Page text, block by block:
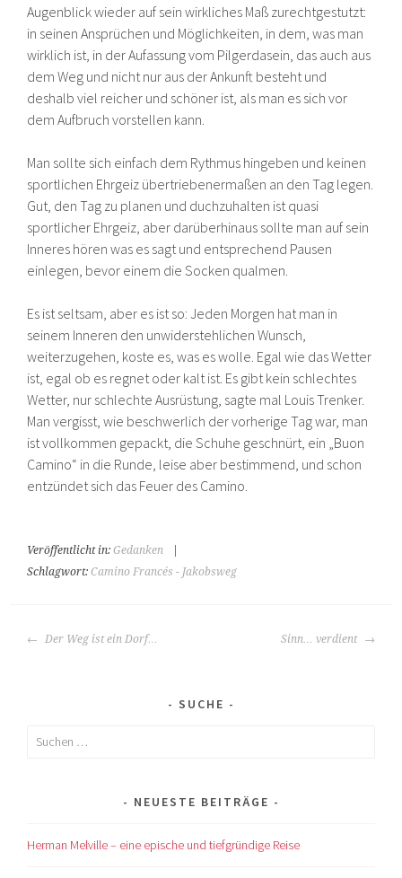
Augenblick wieder auf sein wirkliches Maß zurechtgestutzt:
in seinen Ansprüchen und Möglichkeiten, in dem, was man
wirklich ist, in der Aufassung vom Pilgerdasein, das auch aus
dem Weg und nicht nur aus der Ankunft besteht und
deshalb viel reicher und schöner ist, als man es sich vor
dem Aufbruch vorstellen kann.
Man sollte sich einfach dem Rythmus hingeben und keinen
sportlichen Ehrgeiz übertriebenermaßen an den Tag legen.
Gut, den Tag zu planen und duchzuhalten ist quasi
sportlicher Ehrgeiz, aber darüberhinaus sollte man auf sein
Inneres hören was es sagt und entsprechend Pausen
einlegen, bevor einem die Socken qualmen.
Es ist seltsam, aber es ist so: Jeden Morgen hat man in
seinem Inneren den unwiderstehlichen Wunsch,
weiterzugehen, koste es, was es wolle. Egal wie das Wetter
ist, egal ob es regnet oder kalt ist. Es gibt kein schlechtes
Wetter, nur schlechte Ausrüstung, sagte mal Louis Trenker.
Man vergisst, wie beschwerlich der vorherige Tag war, man
ist vollkommen gepackt, die Schuhe geschnürt, ein „Buon
Camino“ in die Runde, leise aber bestimmend, und schon
entzündet sich das Feuer des Camino.
Veröffentlicht in:Gedanken
Schlagwort:Camino Francés - Jakobsweg
BEITRAGS-
Der Weg ist ein Dorf… Sinn… verdient
SUCHE
Suchen
NEUESTE BEITRÄGE
Herman Melville – eine epische und tiefgründige Reise